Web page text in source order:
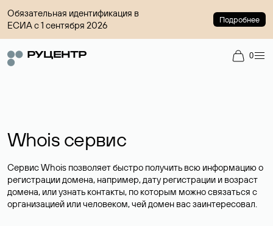
Обязательная идентификация в
ЕСИА с 1 сентября 2026
Подробнее
0
Whois сервис
Сервис Whois позволяет быстро получить всю информацию о
регистрации домена, например, дату регистрации и возраст
домена, или узнать контакты, по которым можно связаться с
организацией или человеком, чей домен вас заинтересовал.